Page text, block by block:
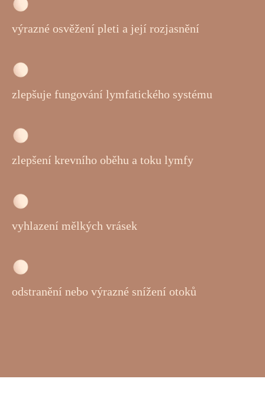
výrazné osvěžení pleti a její rozjasnění
zlepšuje fungování lymfatického systému
zlepšení krevního oběhu a toku lymfy
vyhlazení mělkých vrásek
odstranění nebo výrazné snížení otoků